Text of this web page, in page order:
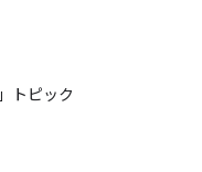
トピック